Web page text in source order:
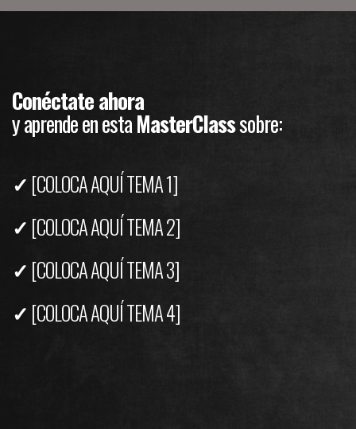
Conéctate ahora
y aprende en estaMasterClasssobre:
✓ [COLOCA AQUÍ TEMA 1]
✓ [COLOCA AQUÍ TEMA 2]
✓ [COLOCA AQUÍ TEMA 3]
✓ [COLOCA AQUÍ TEMA 4]